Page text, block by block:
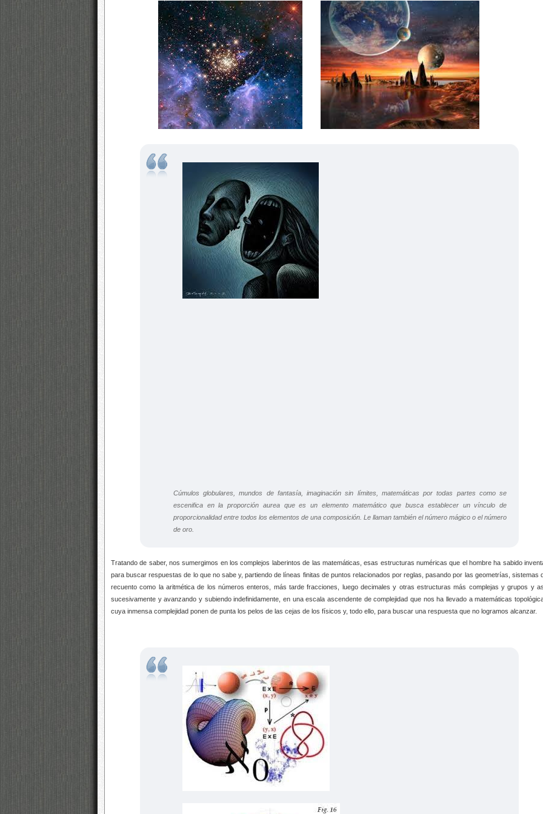
Cúmulos globulares, mundos de fantasía, imaginación sin límites, matemáticas por todas partes como se
escenifica en la proporción aurea que es un elemento matemático que busca establecer un vínculo de
proporcionalidad entre todos los elementos de una composición. Le llaman también el número mágico o el número
de oro.
Tratando de saber, nos sumergimos en los complejos laberintos de las matemáticas, esas estructuras numéricas que el hombre ha sabido
para buscar respuestas de lo que no sabe y, partiendo de líneas finitas de puntos relacionados por reglas, pasando por las geometrías, sistemas
recuento como la aritmética de los números enteros, más tarde fracciones, luego decimales y otras estructuras más complejas y grupos y
sucesivamente y avanzando y subiendo indefinidamente, en una escala ascendente de complejidad que nos ha llevado a matemáticas
cuya inmensa complejidad ponen de punta los pelos de las cejas de los físicos y, todo ello, para buscar una respuesta que no logramos alcanzar.